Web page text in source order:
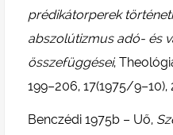
prédikátorperek
abszolútizmus adó- és
összefüggései,
199–206, 17(1975/9–10),
Benczédi 1975b – Uő,